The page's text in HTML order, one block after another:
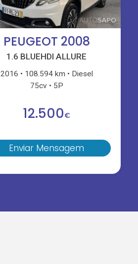
PEUGEOT 2008
1.6 BLUEHDI ALLURE
2016 108.594 km
Diesel
75cv
5P
12.500€
Enviar Mensagem